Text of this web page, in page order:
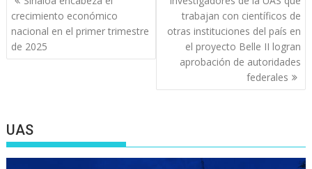
de
entradas
crecimiento económico
nacional en el primer trimestre
de 2025
trabajan con científicos de
otras instituciones del país en
el proyecto Belle II logran
aprobación de autoridades
federales
UAS